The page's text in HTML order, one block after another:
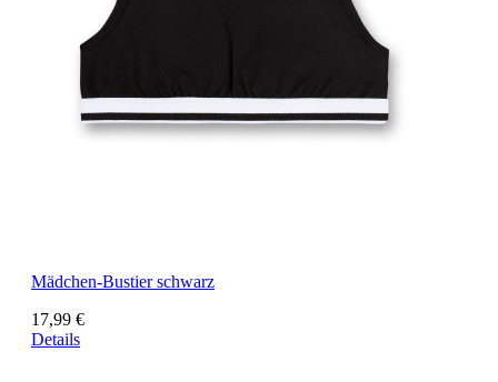
Mädchen-Bustier schwarz
17,99 €
Details